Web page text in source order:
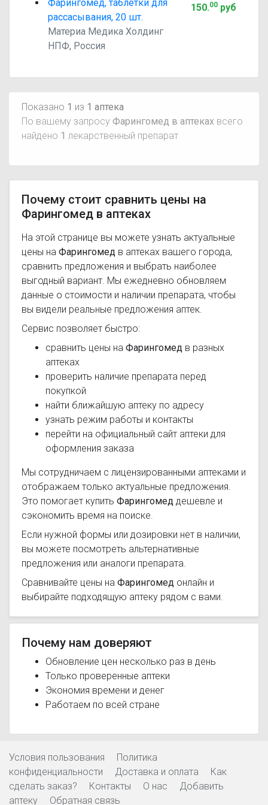
Фарингомед, таблетки для
рассасывания, 20 шт.
Материа Медика Холдинг
НПФ, Россия
150.00руб
Показано 1 из 1 аптека
По вашему запросу Фарингомед в аптеках всего
найдено 1 лекарственный препарат
Почему стоит сравнить цены на
Фарингомед в аптеках
На этой странице вы можете узнать актуальные
цены на Фарингомед в аптеках вашего города,
сравнить предложения и выбрать наиболее
выгодный вариант. Мы ежедневно обновляем
данные о стоимости и наличии препарата, чтобы
вы видели реальные предложения аптек.
Сервис позволяет быстро:
сравнить цены на Фарингомед в разных
аптеках
проверить наличие препарата перед
покупкой
найти ближайшую аптеку по адресу
узнать режим работы и контакты
перейти на официальный сайт аптеки для
оформления заказа
Мы сотрудничаем с лицензированными аптеками и
отображаем только актуальные предложения.
Это помогает купить Фарингомед дешевле и
сэкономить время на поиске.
Если нужной формы или дозировки нет в наличии,
вы можете посмотреть альтернативные
предложения или аналоги препарата.
Сравнивайте цены на Фарингомед онлайн и
выбирайте подходящую аптеку рядом с вами.
Почему нам доверяют
Обновление цен несколько раз в день
Только проверенные аптеки
Экономия времени и денег
Работаем по всей стране
Условия пользования
Политика
конфиденциальности
Доставка и оплата
Как
сделать заказ?
Контакты О нас
Добавить
аптеку
Обратная связь